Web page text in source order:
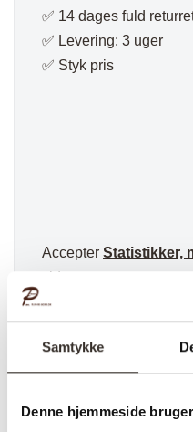
Samtykke
Denne hjemmeside
✅ 14 dages fuld
✅ Levering: 3 uger
✅ Styk pris
Accepter Statistikker,
video.